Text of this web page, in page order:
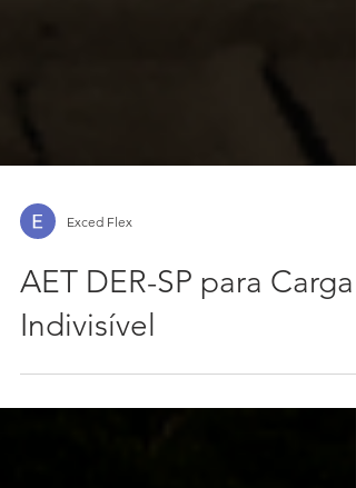
Exced Flex
AET DER-SP para Carga
Indivisível